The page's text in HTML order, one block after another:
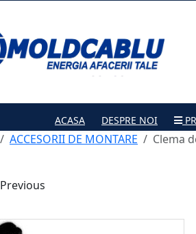
ACASA DESPRE NOI
ACCESORII DE MONTARE Clema
Previous